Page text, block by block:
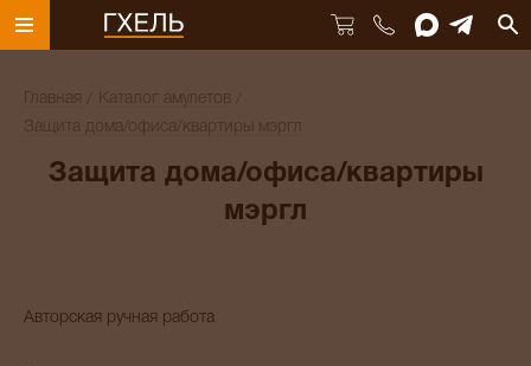
Главная
Каталог амулетов
Защита дома/офиса/квартиры мэргл
Защита дома/офиса/квартиры
мэргл
Авторская ручная работа